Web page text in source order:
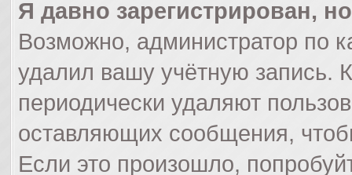
Я давно зарегистрирован,
Возможно, администратор по
удалил вашу учётную запись.
периодически удаляют
оставляющих сообщения,
Если это произошло,